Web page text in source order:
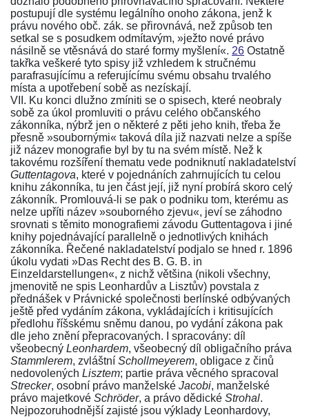
postupují dle systému legálního onoho zákona, jenž k
právu nového obč. zák. se přirovnává, než způsob ten
setkal se s posudkem odmítavým, »ježto nové právo
násilně se vtěsnává do staré formy myšlení«. 26 Ostatně
takřka veškeré tyto spisy již vzhledem k stručnému
parafrasujícímu a referujícímu svému obsahu trvalého
místa a upotřebení sobě as nezískají.
VII. Ku konci dlužno zmíniti se o spisech, které neobraly
sobě za úkol promluviti o právu celého občanského
zákonníka, nýbrž jen o některé z pěti jeho knih, třeba že
přesně »soubornými« taková díla již nazvati nelze a spíše
již název monografie byl by tu na svém místě. Než k
takovému rozšíření thematu vede podniknutí nakladatelství
Guttentagova, které v pojednáních zahrnujících tu celou
knihu zákonníka, tu jen část její, již nyní probírá skoro celý
zákonník. Promlouvá-li se pak o podniku tom, kterému as
nelze upříti název »souborného zjevu«, jeví se záhodno
srovnati s těmito monografiemi závodu Guttentagova i jiné
knihy pojednávající parallelně o jednotlivých knihách
zákonníka. Řečené nakladatelství podjalo se hned r. 1896
úkolu vydati »Das Recht des B. G. B. in
Einzeldarstellungen«, z nichž většina (nikoli všechny,
jmenovitě ne spis Leonhardův a Lisztův) povstala z
přednášek v Právnické společnosti berlínské odbývaných
ještě před vydáním zákona, vykládajících i kritisujících
předlohu říšskému sněmu danou, po vydání zákona pak
dle jeho znění přepracovaných. I spracovány: díl
všeobecný Leonhardem, všeobecný díl obligačního práva
Stammlerem, zvláštní Schollmeyerem, obligace z činů
nedovolených Lisztem; partie práva věcného spracoval
Strecker, osobní právo manželské Jacobi, manželské
právo majetkové Schröder, a právo dědické Strohal.
Nejpozoruhodnější zajisté jsou výklady Leonhardovy,